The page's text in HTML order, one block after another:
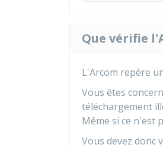
Que vérifie
L'Arcom repère
Vous êtes
téléchargement
Même si ce n'est
Vous devez donc